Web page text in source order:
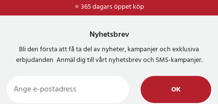
⭐ 365 dagars öppet köp
Nyhetsbrev
Bli den första att få ta del av nyheter, kampanjer och exklusiva
erbjudanden Anmäl dig till vårt nyhetsbrev och SMS-kampanjer.
OK